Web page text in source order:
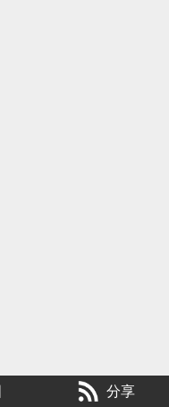
分享